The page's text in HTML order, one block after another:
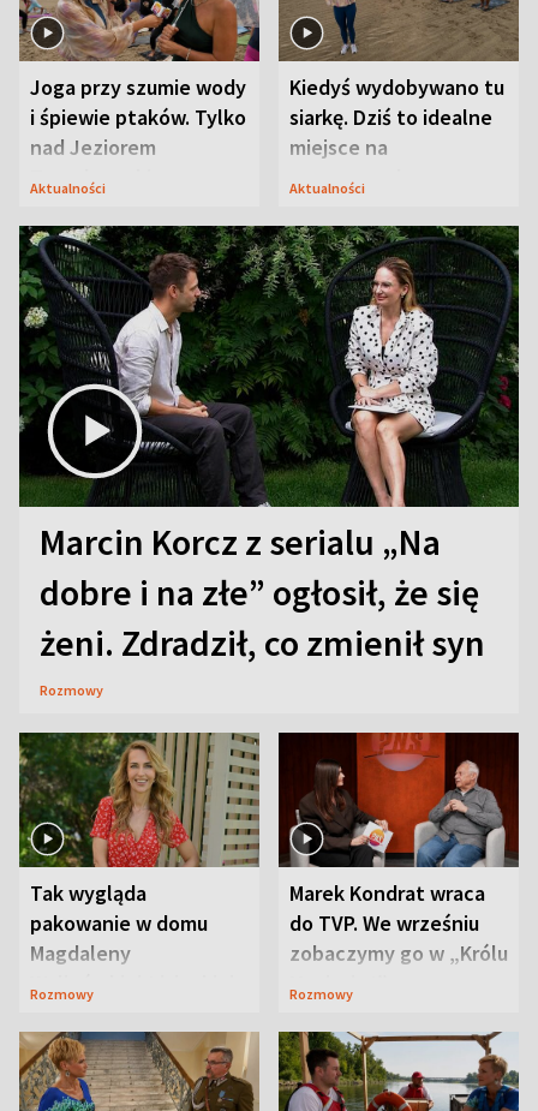
Joga przy szumie wody
i śpiewie ptaków. Tylko
nad Jeziorem
Tarnobrzeskim
Aktualności
Kiedyś wydobywano tu
siarkę. Dziś to idealne
miejsce na
wypoczynek
Aktualności
Marcin Korcz z serialu „Na
dobre i na złe” ogłosił, że się
żeni. Zdradził, co zmienił syn
Rozmowy
Tak wygląda
pakowanie w domu
Magdaleny
Waligórskiej-Lisieckiej.
Rozmowy
Marek Kondrat wraca
do TVP. We wrześniu
zobaczymy go w „Królu
Maciusiu I”
Rozmowy